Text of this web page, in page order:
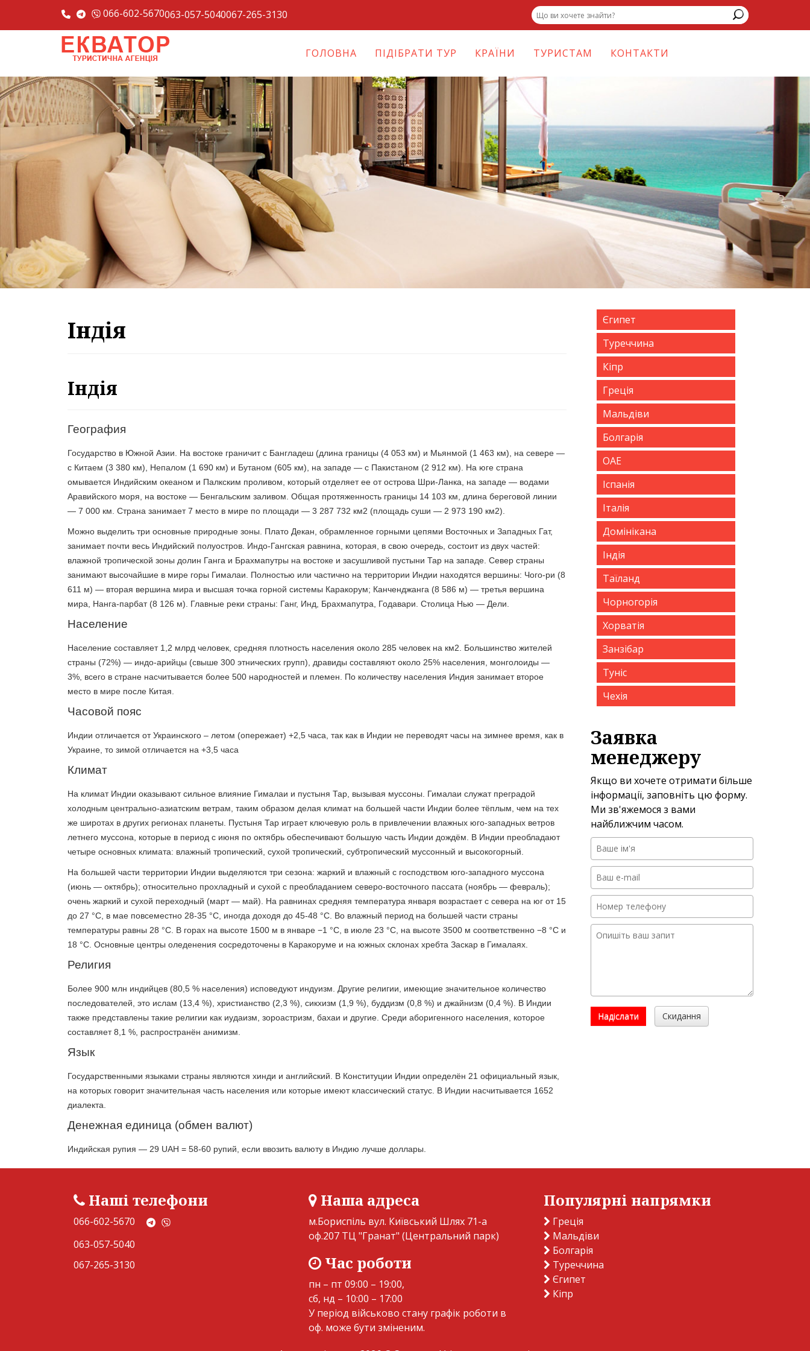
066-602-5670063-057-5040067-265-3130
ГОЛОВНА ПІДІБРАТИ ТУР КРАЇНИ ТУРИСТАМ КОНТАКТИ
Індія
Індія
География
Государство в Южной Азии. На востоке граничит с Бангладеш (длина границы (4 053 км) и Мьянмой (1 463 км), на севере —
с Китаем (3 380 км), Непалом (1 690 км) и Бутаном (605 км), на западе — с Пакистаном (2 912 км). На юге страна
омывается Индийским океаном и Палкским проливом, который отделяет ее от острова Шри-Ланка, на западе — водами
Аравийского моря, на востоке — Бенгальским заливом. Общая протяженность границы 14 103 км, длина береговой линии
— 7 000 км. Страна занимает 7 место в мире по площади — 3 287 732 км2 (площадь суши — 2 973 190 км2).
Можно выделить три основные природные зоны. Плато Декан, обрамленное горными цепями Восточных и Западных Гат,
занимает почти весь Индийский полуостров. Индо-Гангская равнина, которая, в свою очередь, состоит из двух частей:
влажной тропической зоны долин Ганга и Брахмапутры на востоке и засушливой пустыни Тар на западе. Север страны
занимают высочайшие в мире горы Гималаи. Полностью или частично на территории Индии находятся вершины: Чого-ри (8
611 м) — вторая вершина мира и высшая точка горной системы Каракорум; Канченджанга (8 586 м) — третья вершина
мира, Нанга-парбат (8 126 м). Главные реки страны: Ганг, Инд, Брахмапутра, Годавари. Столица Нью — Дели.
Население
Население составляет 1,2 млрд человек, средняя плотность населения около 285 человек на км2. Большинство жителей
страны (72%) — индо-арийцы (свыше 300 этнических групп), дравиды составляют около 25% населения, монголоиды —
3%, всего в стране насчитывается более 500 народностей и племен. По количеству населения Индия занимает второе
место в мире после Китая.
Часовой пояс
Индии отличается от Украинского – летом (опережает) +2,5 часа, так как в Индии не переводят часы на зимнее время, как в
Украине, то зимой отличается на +3,5 часа
Климат
На климат Индии оказывают сильное влияние Гималаи и пустыня Тар, вызывая муссоны. Гималаи служат преградой
холодным центрально-азиатским ветрам, таким образом делая климат на большей части Индии более тёплым, чем на тех
же широтах в других регионах планеты. Пустыня Тар играет ключевую роль в привлечении влажных юго-западных ветров
летнего муссона, которые в период с июня по октябрь обеспечивают большую часть Индии дождём. В Индии преобладают
четыре основных климата: влажный тропический, сухой тропический, субтропический муссонный и высокогорный.
На большей части территории Индии выделяются три сезона: жаркий и влажный с господством юго-западного муссона
(июнь — октябрь); относительно прохладный и сухой с преобладанием северо-восточного пассата (ноябрь — февраль);
очень жаркий и сухой переходный (март — май). На равнинах средняя температура января возрастает с севера на юг от 15
до 27 °C, в мае повсеместно 28-35 °C, иногда доходя до 45-48 °C. Во влажный период на большей части страны
температуры равны 28 °C. В горах на высоте 1500 м в январе −1 °C, в июле 23 °C, на высоте 3500 м соответственно −8 °C и
18 °C. Основные центры оледенения сосредоточены в Каракоруме и на южных склонах хребта Заскар в Гималаях.
Религия
Более 900 млн индийцев (80,5 % населения) исповедуют индуизм. Другие религии, имеющие значительное количество
последователей, это ислам (13,4 %), христианство (2,3 %), сикхизм (1,9 %), буддизм (0,8 %) и джайнизм (0,4 %). В Индии
также представлены такие религии как иудаизм, зороастризм, бахаи и другие. Среди аборигенного населения, которое
составляет 8,1 %, распространён анимизм.
Язык
Государственными языками страны являются хинди и английский. В Конституции Индии определён 21 официальный язык,
на которых говорит значительная часть населения или которые имеют классический статус. В Индии насчитывается 1652
диалекта.
Денежная единица (обмен валют)
Индийская рупия — 29 UAH = 58-60 рупий, если ввозить валюту в Индию лучше доллары.
Єгипет
Туреччина
Кіпр
Греція
Мальдіви
Болгарія
ОАЕ
Іспанія
Італія
Домінікана
Індія
Таїланд
Чорногорія
Хорватія
Занзібар
Туніс
Чехія
Заявка
менеджеру
Якщо ви хочете отримати більше
інформації, заповніть цю форму.
Ми зв'яжемося з вами
найближчим часом.
Надіслати Скидання
Наші телефони
066-602-5670
063-057-5040
067-265-3130
Наша адреса
м.Бориспіль вул. Київський Шлях 71-а
оф.207 ТЦ "Гранат" (Центральний парк)
Час роботи
пн – пт 09:00 – 19:00,
сб, нд – 10:00 – 17:00
У період військово стану графік роботи в
оф. може бути зміненим.
Популярні напрямки
Греція
Мальдіви
Болгарія
Туреччина
Єгипет
Кіпр